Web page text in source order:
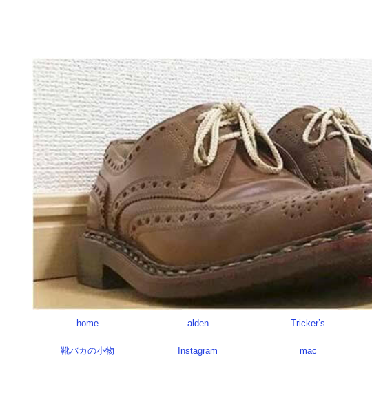
home alden Tricker’s
靴バカの小物 Instagram mac